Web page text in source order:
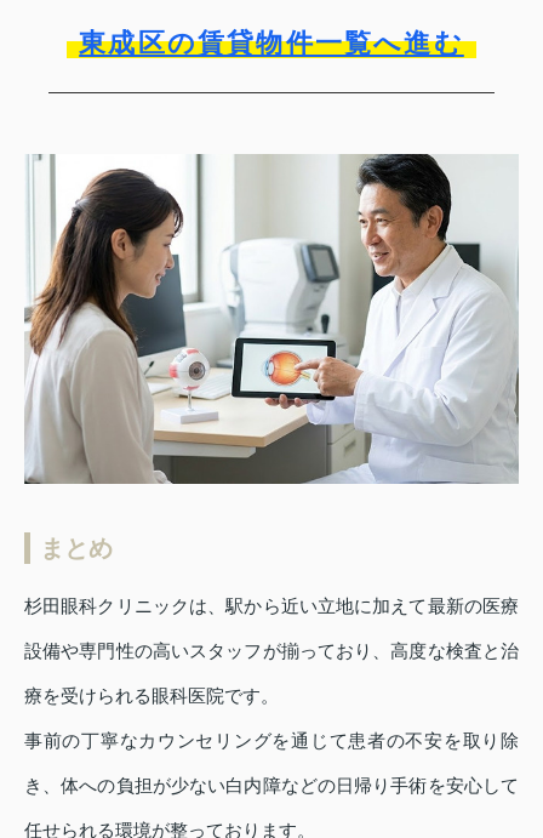
東成区の賃貸物件一覧へ進む
まとめ
杉田眼科クリニックは、駅から近い立地に加えて最新の医療
設備や専門性の高いスタッフが揃っており、高度な検査と治
療を受けられる眼科医院です。
事前の丁寧なカウンセリングを通じて患者の不安を取り除
き、体への負担が少ない白内障などの日帰り手術を安心して
任せられる環境が整っております。